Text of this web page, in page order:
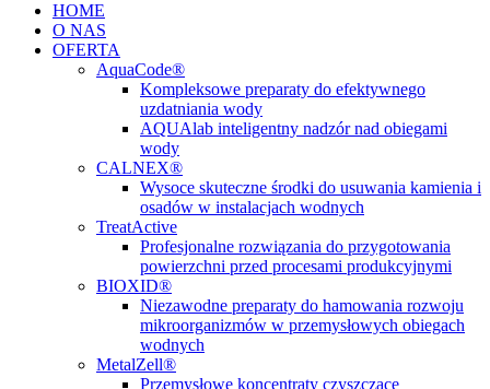
HOME
O NAS
OFERTA
AquaCode®
Kompleksowe preparaty do efektywnego
uzdatniania wody
AQUAlab inteligentny nadzór nad obiegami
wody
CALNEX®
Wysoce skuteczne środki do usuwania kamienia i
osadów w instalacjach wodnych
TreatActive
Profesjonalne rozwiązania do przygotowania
powierzchni przed procesami produkcyjnymi
BIOXID®
Niezawodne preparaty do hamowania rozwoju
mikroorganizmów w przemysłowych obiegach
wodnych
MetalZell®
Przemysłowe koncentraty czyszczące